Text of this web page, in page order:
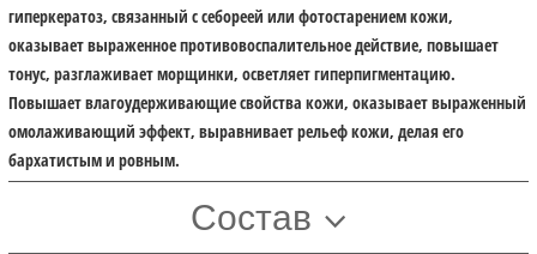
гиперкератоз, связанный с себореей или фотостарением кожи,
оказывает выраженное противовоспалительное действие, повышает
тонус, разглаживает морщинки, осветляет гиперпигментацию.
Повышает влагоудерживающие свойства кожи, оказывает выраженный
омолаживающий эффект, выравнивает рельеф кожи, делая его
бархатистым и ровным.
Состав